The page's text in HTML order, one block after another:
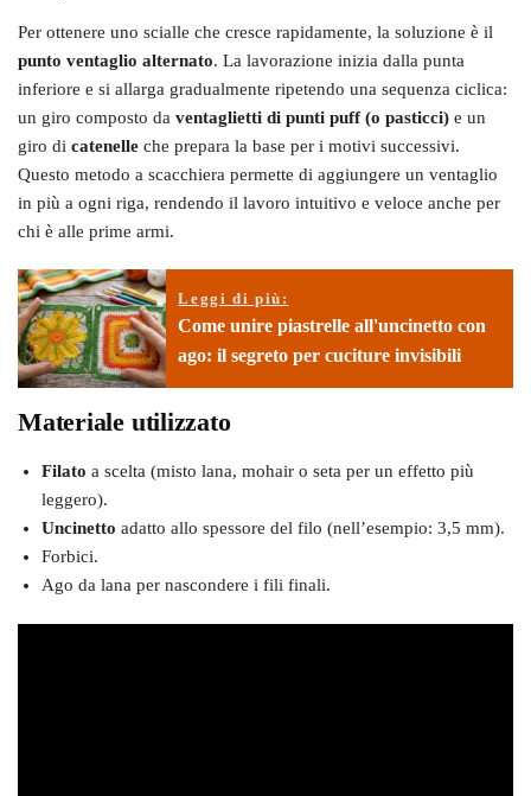
Per ottenere uno scialle che cresce rapidamente, la soluzione è il
punto ventaglio alternato. La lavorazione inizia dalla punta
inferiore e si allarga gradualmente ripetendo una sequenza ciclica:
un giro composto da ventaglietti di punti puff (o pasticci) e un
giro di catenelle che prepara la base per i motivi successivi.
Questo metodo a scacchiera permette di aggiungere un ventaglio
in più a ogni riga, rendendo il lavoro intuitivo e veloce anche per
chi è alle prime armi.
Leggi di più:
Come unire piastrelle all'uncinetto con
ago: il segreto per cuciture invisibili
Materiale utilizzato
Filato a scelta (misto lana, mohair o seta per un effetto più
leggero).
Uncinetto adatto allo spessore del filo (nell’esempio: 3,5 mm).
Forbici.
Ago da lana per nascondere i fili finali.